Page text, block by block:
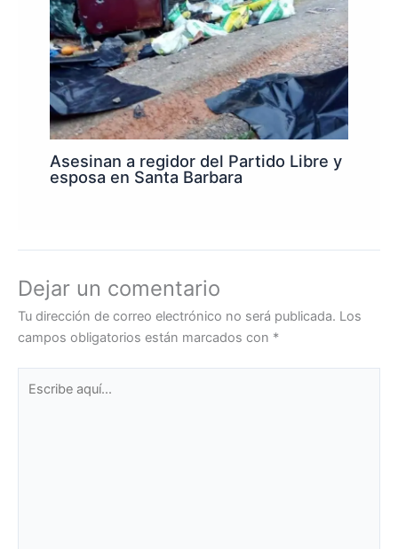
Asesinan a regidor del Partido Libre y
esposa en Santa Barbara
Dejar un comentario
Tu dirección de correo electrónico no será publicada. Los
campos obligatorios están marcados con *
aquí...